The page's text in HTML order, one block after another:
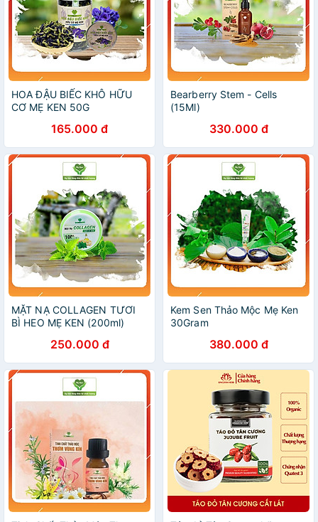
HOA ĐẬU BIẾC KHÔ HỮU
CƠ MẸ KEN 50G
165.000 đ
Bearberry Stem - Cells
(15Ml)
330.000 đ
MẶT NẠ COLLAGEN TƯƠI
BÌ HEO MẸ KEN (200ml)
250.000 đ
Kem Sen Thảo Mộc Mẹ Ken
30Gram
380.000 đ